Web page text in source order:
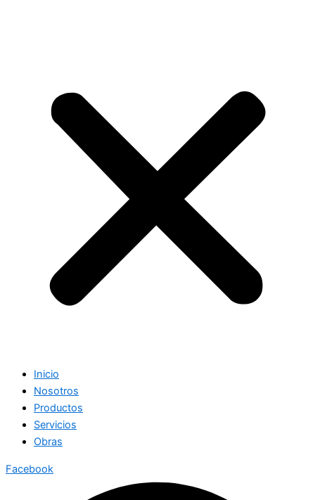
Inicio
Nosotros
Productos
Servicios
Obras
Facebook